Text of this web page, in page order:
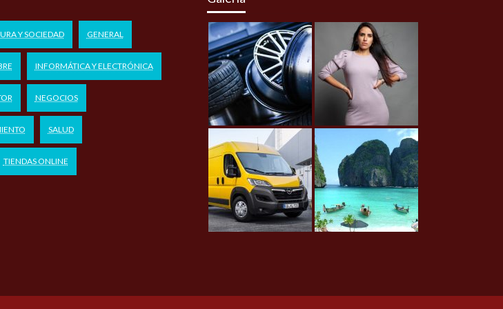
Y SOCIEDAD GENERAL
INFORMÁTICA Y ELECTRÓNICA
NEGOCIOS
SALUD
TIENDAS ONLINE